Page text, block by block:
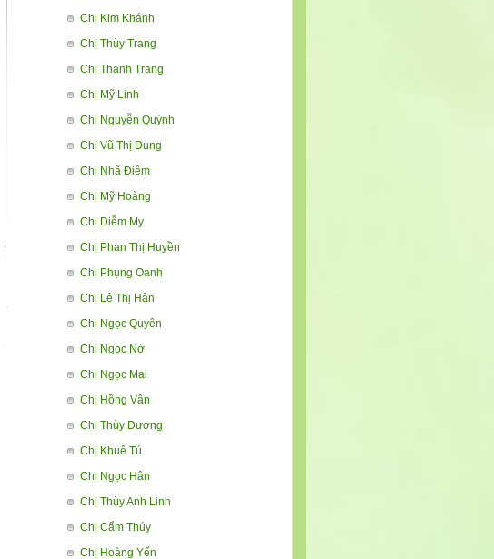
Chị Kim Khánh
Chị Thùy Trang
Chị Thanh Trang
Chị Mỹ Linh
Chị Nguyễn Quỳnh
Chị Vũ Thị Dung
Chị Nhã Điềm
Chị Mỹ Hoàng
Chị Diễm My
Chị Phan Thị Huyền
Chị Phụng Oanh
Chị Lê Thị Hân
Chị Ngọc Quyên
Chị Ngoc Nở
Chị Ngọc Mai
Chị Hồng Vân
Chị Thùy Dương
Chị Khuê Tú
Chị Ngọc Hân
Chị Thùy Anh Linh
Chị Cẩm Thúy
Chị Hoàng Yến